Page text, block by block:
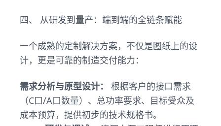
四、 从研发到量产：端到端的全链条赋能
一个成熟的定制解决方案，不仅是图纸上的设
计，更是可靠的制造交付能力：
需求分析与原型设计：
根据客户的接口需求
（C口/A口数量）、总功率要求、目标受众及
成本预算，提供初步的技术规格书。